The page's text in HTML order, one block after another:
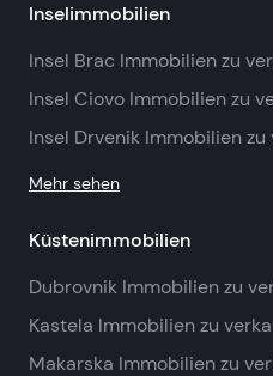
Inselimmobilien
Insel Brac Immobilien zu
Insel Ciovo Immobilien zu
Insel Drvenik Immobilien zu
Mehr sehen
Küstenimmobilien
Dubrovnik Immobilien zu
Kastela Immobilien zu
Makarska Immobilien zu